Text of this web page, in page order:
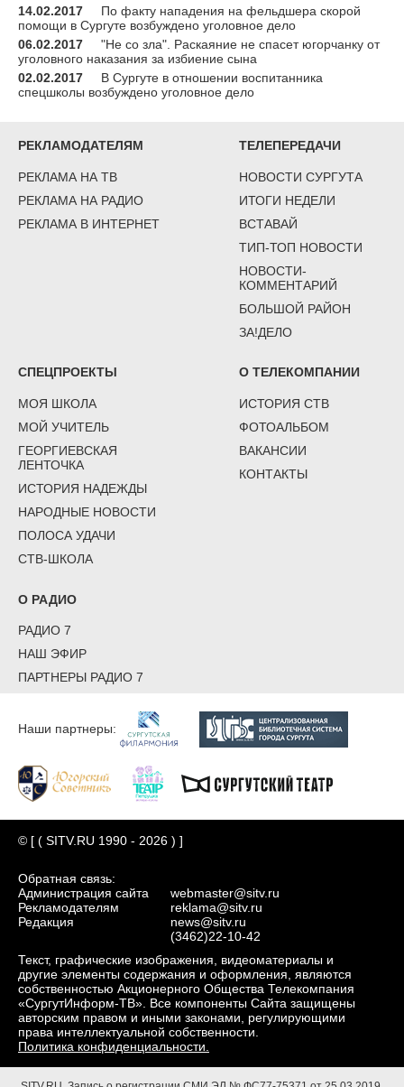
14.02.2017
По факту нападения на фельдшера скорой
помощи в Сургуте возбуждено уголовное дело
06.02.2017
"Не со зла". Раскаяние не спасет югорчанку от
уголовного наказания за избиение сына
02.02.2017
В Сургуте в отношении воспитанника
спецшколы возбуждено уголовное дело
РЕКЛАМОДАТЕЛЯМ
РЕКЛАМА НА ТВ
РЕКЛАМА НА РАДИО
РЕКЛАМА В ИНТЕРНЕТ
ТЕЛЕПЕРЕДАЧИ
НОВОСТИ СУРГУТА
ИТОГИ НЕДЕЛИ
ВСТАВАЙ
ТИП-ТОП НОВОСТИ
НОВОСТИ-
КОММЕНТАРИЙ
БОЛЬШОЙ РАЙОН
ЗА!ДЕЛО
СПЕЦПРОЕКТЫ
МОЯ ШКОЛА
МОЙ УЧИТЕЛЬ
ГЕОРГИЕВСКАЯ
ЛЕНТОЧКА
ИСТОРИЯ НАДЕЖДЫ
НАРОДНЫЕ НОВОСТИ
ПОЛОСА УДАЧИ
СТВ-ШКОЛА
О ТЕЛЕКОМПАНИИ
ИСТОРИЯ СТВ
ФОТОАЛЬБОМ
ВАКАНСИИ
КОНТАКТЫ
О РАДИО
РАДИО 7
НАШ ЭФИР
ПАРТНЕРЫ РАДИО 7
Наши партнеры:
© [ ( SITV.RU 1990 - 2026 ) ]
Обратная связь:
Администрация сайта
Рекламодателям
Редакция
webmaster@sitv.ru
reklama@sitv.ru
news@sitv.ru
(3462)22-10-42
Текст, графические изображения, видеоматериалы и
другие элементы содержания и оформления, являются
собственностью Акционерного Общества Телекомпания
«СургутИнформ-ТВ». Все компоненты Сайта защищены
авторским правом и иными законами, регулирующими
права интеллектуальной собственности.
Политика конфиденциальности.